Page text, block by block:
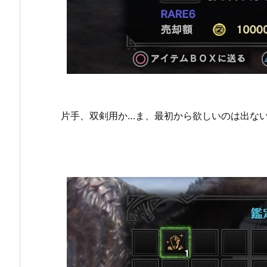
片手、双剣用か…ま、最初から欲しいのは出な